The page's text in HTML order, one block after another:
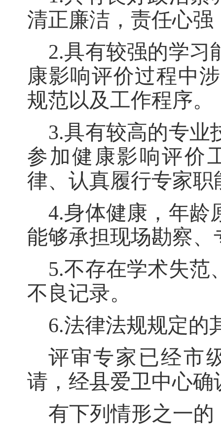
清正廉洁，责任心
2.具有较强的学习
康影响评价过程中
规范以及工作程序。
3.具有较高的专业
参加健康影响评价
律、认真履行专家职
4.身体健康，年龄
能够承担现场勘察
5.不存在学术失范
不良记录。
6.法律法规规定的
评审专家已经市
请，经县爱卫中心确
有下列情形之一的